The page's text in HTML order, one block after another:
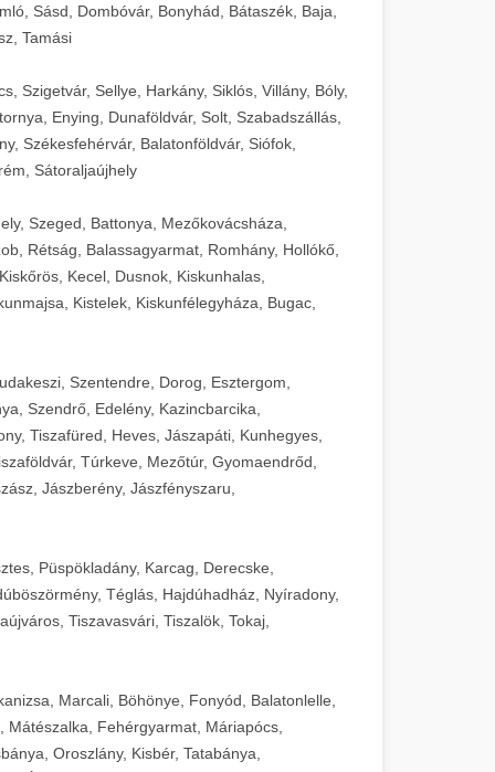
Sásd, Dombóvár, Bonyhád, Bátaszék, Baja,
Tamási
Szigetvár, Sellye, Harkány, Siklós, Villány, Bóly,
Enying, Dunaföldvár, Solt, Szabadszállás,
Székesfehérvár, Balatonföldvár, Siófok,
Sátoraljaújhely
Szeged, Battonya, Mezőkovácsháza,
Rétság, Balassagyarmat, Romhány, Hollókő,
Kecel, Dusnok, Kiskunhalas,
Kistelek, Kiskunfélegyháza, Bugac,
Szentendre, Dorog, Esztergom,
Szendrő, Edelény, Kazincbarcika,
Tiszafüred, Heves, Jászapáti, Kunhegyes,
Túrkeve, Mezőtúr, Gyomaendrőd,
Jászberény, Jászfényszaru,
Püspökladány, Karcag, Derecske,
Téglás, Hajdúhadház, Nyíradony,
Tiszavasvári, Tiszalök, Tokaj,
Marcali, Böhönye, Fonyód, Balatonlelle,
Fehérgyarmat, Máriapócs,
Oroszlány, Kisbér, Tatabánya,